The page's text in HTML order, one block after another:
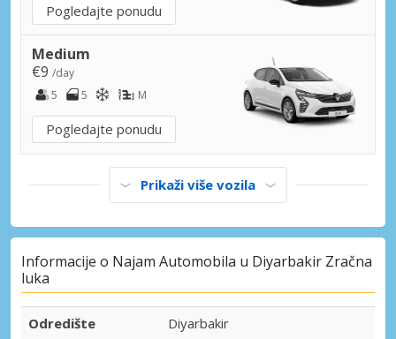
Pogledajte ponudu
Medium
€9 /day
5
5 M
Pogledajte ponudu
Prikaži više vozila
Informacije o Najam Automobila u Diyarbakir Zračna
luka
Odredište
Diyarbakir